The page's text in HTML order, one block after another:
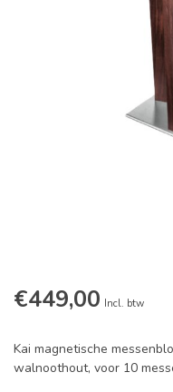
€449,00 Incl. btw
Kai magnetische
walnoothout, voor 10